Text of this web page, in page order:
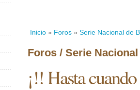
Inicio » Foros » Serie Nacional de
Foros / Serie
¡!! Hasta